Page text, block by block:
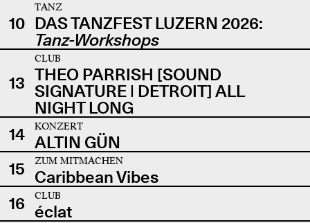
10
TANZ
DAS TANZFEST LUZERN 2026:
Tanz-Workshops
13
CLUB
THEO PARRISH [SOUND
SIGNATURE | DETROIT] ALL
NIGHT LONG
14
KONZERT
ALTIN GÜN
15
ZUM MITMACHEN
Caribbean Vibes
16
CLUB
éclat